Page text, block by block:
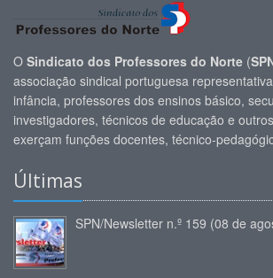
O Sindicato dos Professores do Norte (
associação sindical portuguesa
infância, professores dos ensinos básico,
investigadores, técnicos de educação e
exerçam funções docentes, técnico-
Últimas
SPN/Newsletter n.º 159 (08 de